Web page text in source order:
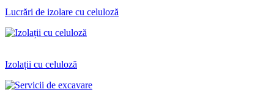
Lucrări de izolare cu celuloză
Izolații cu celuloză